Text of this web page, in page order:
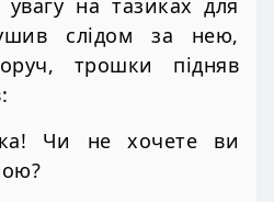
на тазиках для
слідом за нею,
трошки підняв
Чи не хочете ви